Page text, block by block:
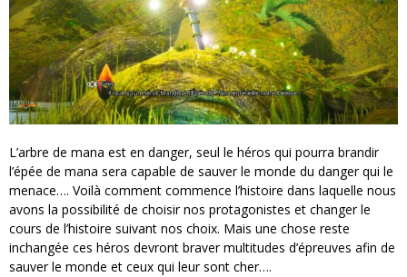
L’arbre de mana est en danger, seul le héros qui pourra brandir
l’épée de mana sera capable de sauver le monde du danger qui le
menace…. Voilà comment commence l’histoire dans laquelle nous
avons la possibilité de choisir nos protagonistes et changer le
cours de l’histoire suivant nos choix. Mais une chose reste
inchangée ces héros devront braver multitudes d’épreuves afin de
sauver le monde et ceux qui leur sont cher….